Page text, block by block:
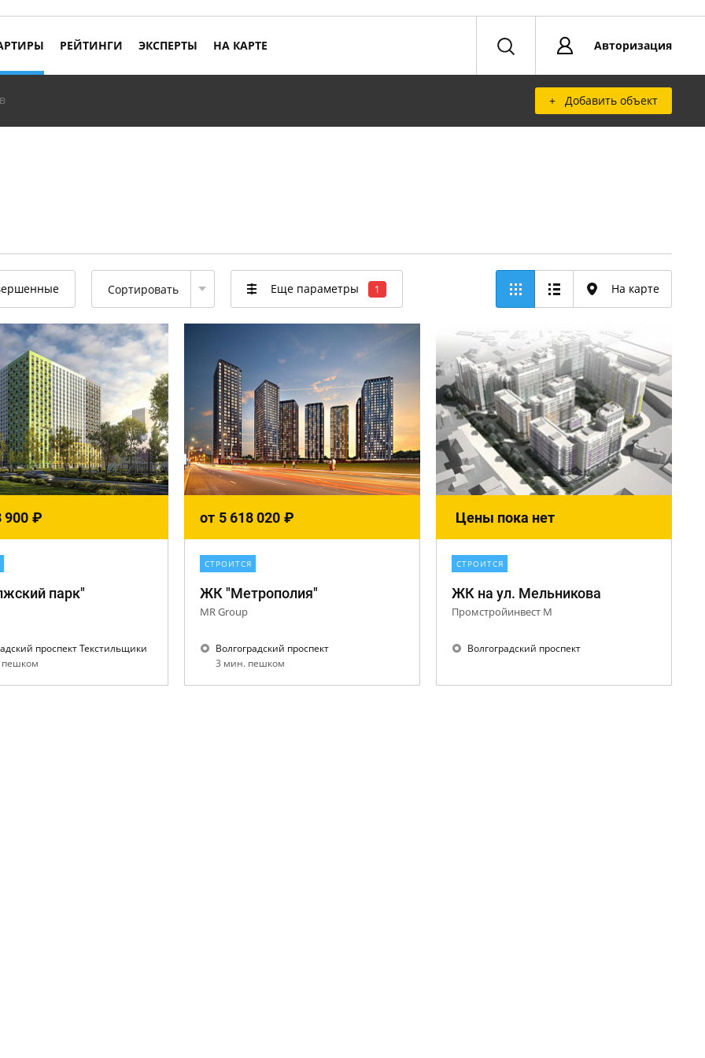
РЕЙТИНГИ ЭКСПЕРТЫ НА КАРТЕ Авторизация
+ Добавить объект
Сортировать Еще параметры 1 На карте
900 ₽
парк"
проспект Текстильщики
от 5 618 020 ₽
СТРОИТСЯ
ЖК "Метрополия"
MR Group
Волгоградский проспект
3 мин. пешком
Цены пока нет
СТРОИТСЯ
ЖК на ул. Мельникова
Промстройинвест М
Волгоградский проспект